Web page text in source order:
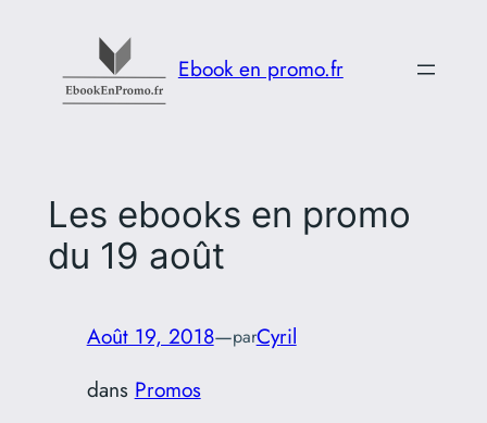
contenu
Ebook en promo.fr
Les ebooks en promo
du 19 août
Août 19, 2018—parCyril
dans Promos